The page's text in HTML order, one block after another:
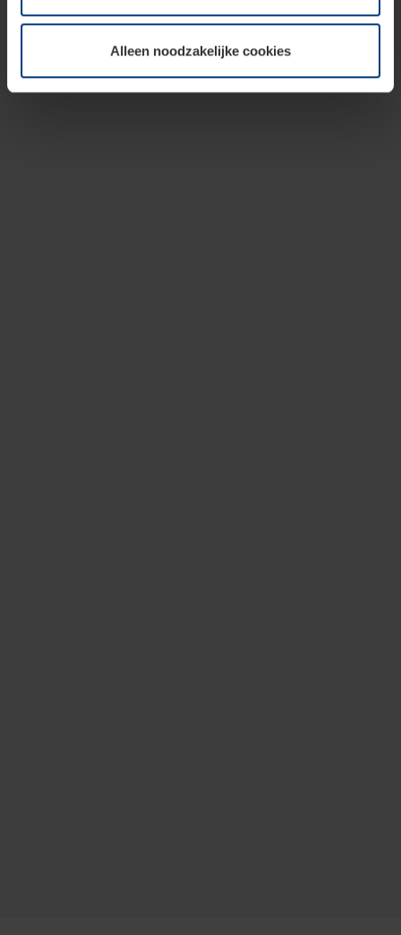
toestemming kunt u op elk moment bij de uitleg van de
wijzigen of herroepen.Alleen noodzakelijke cookies